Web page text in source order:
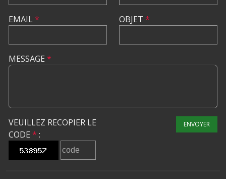
EMAIL* OBJET *
MESSAGE *
VEUILLEZ RECOPIER LE
CODE * :
ENVOYER